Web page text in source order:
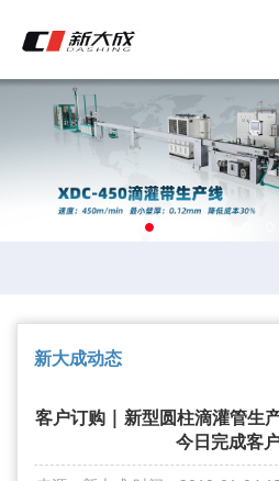
新大成动态
客户订购 | 新型圆柱滴灌管生
今日完成客